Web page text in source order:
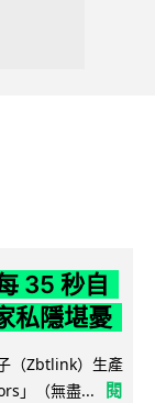
35 秒自
私隱堪憂
（Zbtlink）生產
」（無盡...
閱